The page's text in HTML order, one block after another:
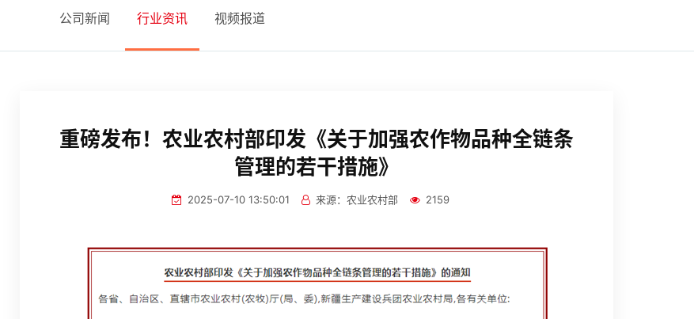
公司新闻 行业资讯 视频报道
重磅发布！农业农村部印发《关于加强农作物品种全链条
管理的若干措施》
2025-07-10 13:50:01 来源：农业农村部 2159